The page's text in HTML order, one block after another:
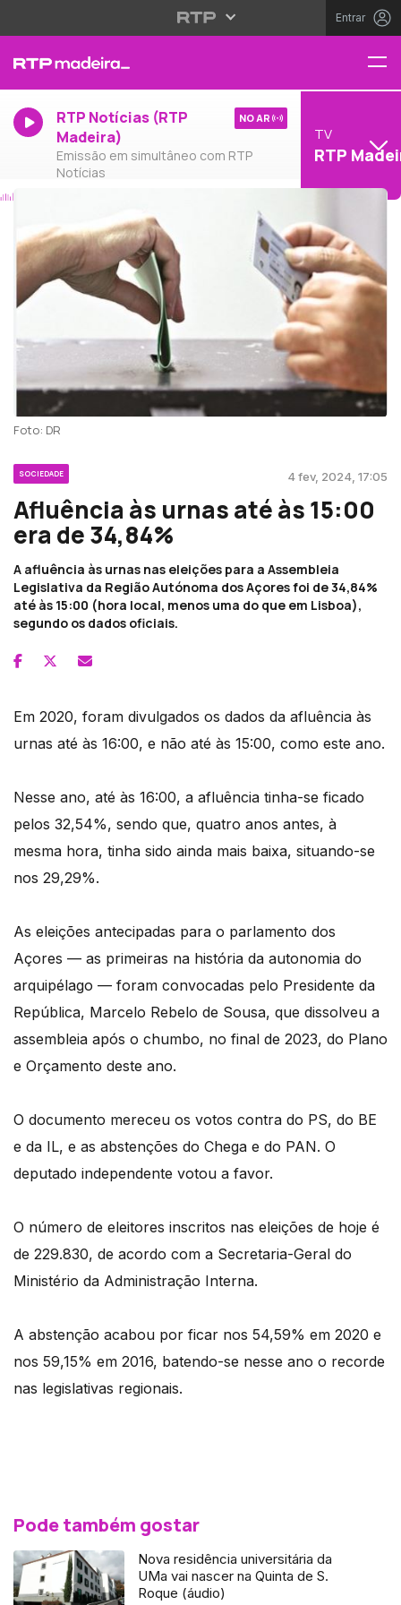
Entrar
RTP Notícias (RTP
Madeira)
Emissão em simultâneo com RTP
Notícias
NO AR
TV
RTP
Foto: DR
SOCIEDADE 4 fev, 2024, 17:05
Afluência às urnas até às 15:00
era de 34,84%
A afluência às urnas nas eleições para a Assembleia
Legislativa da Região Autónoma dos Açores foi de 34,84%
até às 15:00 (hora local, menos uma do que em Lisboa),
segundo os dados oficiais.
Em 2020, foram divulgados os dados da afluência às
urnas até às 16:00, e não até às 15:00, como este ano.
Nesse ano, até às 16:00, a afluência tinha-se ficado
pelos 32,54%, sendo que, quatro anos antes, à
mesma hora, tinha sido ainda mais baixa, situando-se
nos 29,29%.
As eleições antecipadas para o parlamento dos
Açores — as primeiras na história da autonomia do
arquipélago — foram convocadas pelo Presidente da
República, Marcelo Rebelo de Sousa, que dissolveu a
assembleia após o chumbo, no final de 2023, do Plano
e Orçamento deste ano.
O documento mereceu os votos contra do PS, do BE
e da IL, e as abstenções do Chega e do PAN. O
deputado independente votou a favor.
O número de eleitores inscritos nas eleições de hoje é
de 229.830, de acordo com a Secretaria-Geral do
Ministério da Administração Interna.
A abstenção acabou por ficar nos 54,59% em 2020 e
nos 59,15% em 2016, batendo-se nesse ano o recorde
nas legislativas regionais.
Pode também gostar
Nova residência universitária da
UMa vai nascer na Quinta de S.
Roque (áudio)